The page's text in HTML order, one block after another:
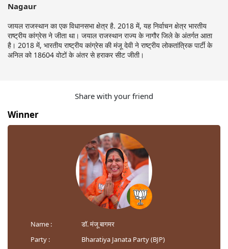
Nagaur
जायल राजस्थान का एक विधानसभा क्षेत्र है. 2018 में, यह निर्वाचन क्षेत्र भारतीय
राष्ट्रीय कांग्रेस ने जीता था। जयाल राजस्थान राज्य के नागौर जिले के अंतर्गत आता
है। 2018 में, भारतीय राष्ट्रीय कांग्रेस की मंजू देवी ने राष्ट्रीय लोकतांत्रिक पार्टी के
अनिल को 18604 वोटों के अंतर से हराकर सीट जीती।
Share with your friend
Winner
Name :
डॉ. मंजू बागमर
Party :
Bharatiya Janata Party (BJP)